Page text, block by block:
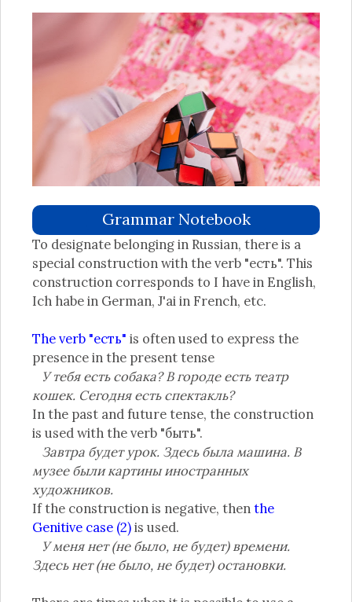
Grammar Notebook
To designate belonging in Russian, there is a
special construction with the verb "есть". This
construction corresponds to I have in English,
Ich habe in German, J'ai in French, etc.
The verb "есть" is often used to express the
presence in the present tense
У тебя есть собака? В городе есть театр
кошек. Сегодня есть спектакль?
In the past and future tense, the construction
is used with the verb "быть".
Завтра будет урок. Здесь была машина. В
музее были картины иностранных
художников.
If the construction is negative, thenthe
Genitive case (2)is used.
У меня нет (не было, не будет) времени.
Здесь нет (не было, не будет) остановки.